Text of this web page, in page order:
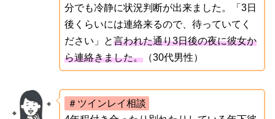
分でも冷静に状況判断が出来ました。「3日
後くらいには連絡来るので、待っていてく
ださい」と言われた通り3日後の夜に彼女か
ら連絡きました。 （30代男性）
＃ツインレイ相談